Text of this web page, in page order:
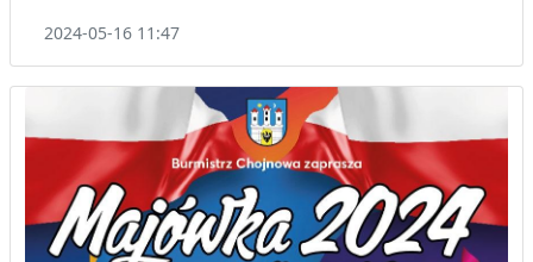
2024-05-16 11:47